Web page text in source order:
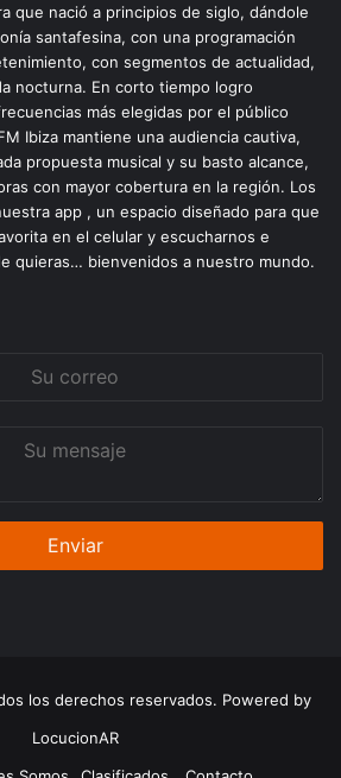
que nació a principios de siglo, dándole
santafesina, con una programación
con segmentos de actualidad,
nocturna. En corto tiempo logro
más elegidas por el público
Ibiza mantiene una audiencia cautiva,
propuesta musical y su basto alcance,
con mayor cobertura en la región. Los
app , un espacio diseñado para que
en el celular y escucharnos e
quieras… bienvenidos a nuestro mundo.
los derechos reservados. Powered by
LocucionAR